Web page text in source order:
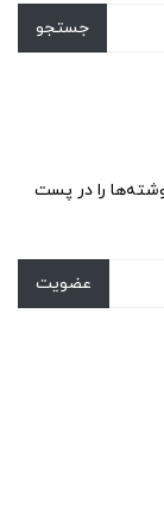
جستجو
را در پست
عضویت